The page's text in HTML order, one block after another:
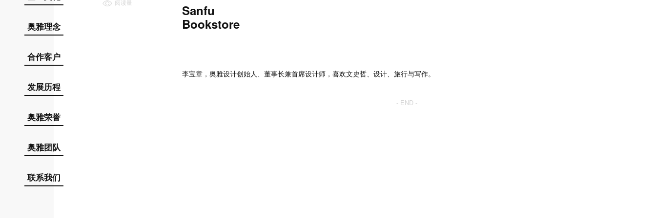
奥雅理念
合作客户
发展历程
奥雅荣誉
奥雅团队
联系我们
阅读量
Sanfu
Bookstore
李宝章，奥雅设计创始人、董事长兼首席设计师，喜欢文史哲、设计、旅行与写作。
- END -